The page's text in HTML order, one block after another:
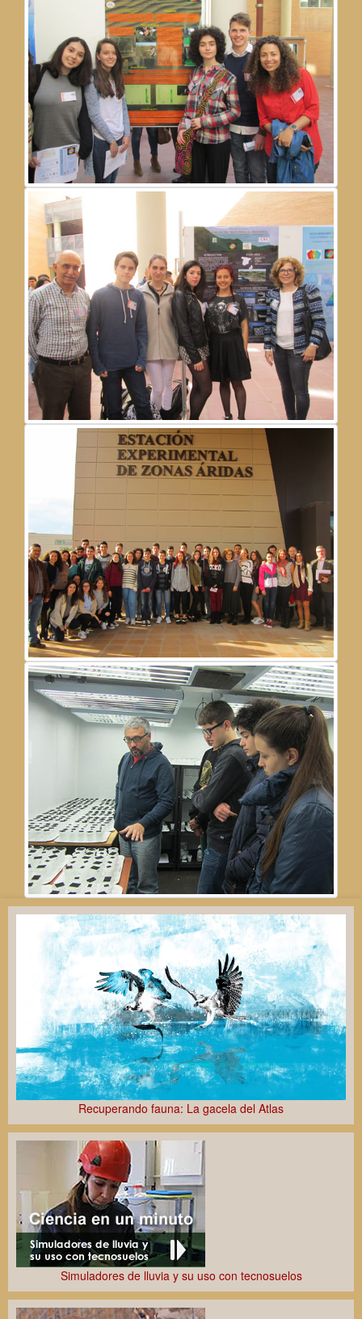
Recuperando fauna: La gacela del Atlas
Simuladores de lluvia y su uso con tecnosuelos